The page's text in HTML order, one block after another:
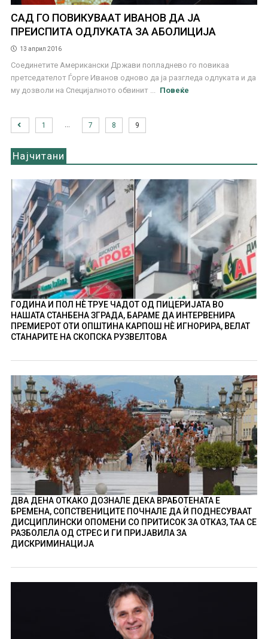
САД ГО ПОВИКУВААТ ИВАНОВ ДА ЈА
ПРЕИСПИТА ОДЛУКАТА ЗА АБОЛИЦИЈА
13 април 2016
Соединетите Американски Држави попладнево го повикаа
претседателот Ѓорге Иванов одново да ја разгледа одлуката и да
му дозволи на Специјалното обвинит ...
Повеќе
1 7 8 9
Најчитани
ГОДИНА И ПОЛ НÈ ТРУЕ ЧАДОТ ОД ПИЦЕРИЈАТА ВО
НАШАТА СТАНБЕНА ЗГРАДА, БАРАМЕ ДА ИНТЕРВЕНИРА
ПРЕМИЕРОТ ОТИ ОПШТИНА КАРПОШ НÈ ИГНОРИРА, ВЕЛАТ
СТАНАРИТЕ НА СКОПСКА РУЗВЕЛТОВА
ДВА ДЕНА ОТКАКО ДОЗНАЛЕ ДЕКА ВРАБОТЕНАТА Е
БРЕМЕНА, СОПСТВЕНИЦИТЕ ПОЧНАЛЕ ДА Ѝ ПОДНЕСУВААТ
ДИСЦИПЛИНСКИ ОПОМЕНИ СО ПРИТИСОК ЗА ОТКАЗ, ТАА СЕ
РАЗБОЛЕЛА ОД СТРЕС И ГИ ПРИЈАВИЛА ЗА
ДИСКРИМИНАЦИЈА